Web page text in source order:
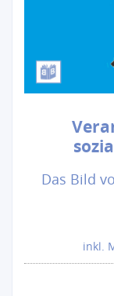
Das Bild
inkl.